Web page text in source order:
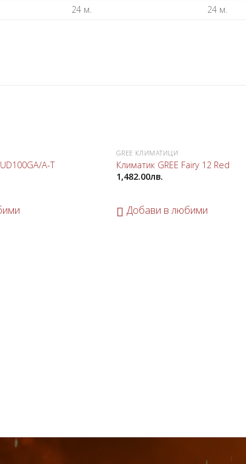
24 м. 24 м.
A-T
GREE КЛИМАТИЦИ
Климатик GREE Fairy 12 Red
1,482.00лв.
Добави в любими